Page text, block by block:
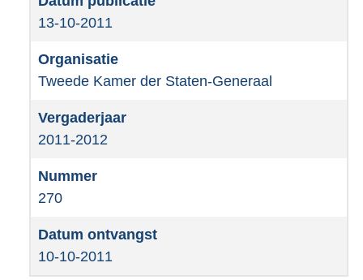
13-10-2011
Tweede Kamer der Staten-Generaal
2011-2012
270
10-10-2011